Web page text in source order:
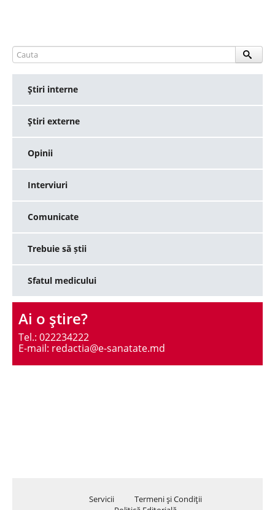
Ştiri interne
Ştiri externe
Opinii
Interviuri
Comunicate
Trebuie să știi
Sfatul medicului
Ai o ştire?
Tel.: 022234222
E-mail: redactia@e-sanatate.md
Servicii
Termeni şi Condiţii